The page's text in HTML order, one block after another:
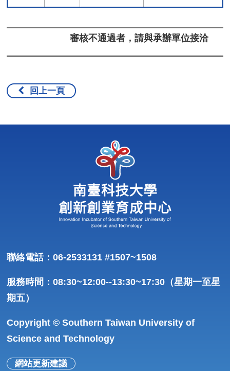
審核不通過者，請與承辦單位接洽
回上一頁
聯絡電話：06-2533131 #1507~1508
服務時間：08:30~12:00--13:30~17:30（星期一至星
期五）
Copyright © Southern Taiwan University of
Science and Technology
網站更新建議